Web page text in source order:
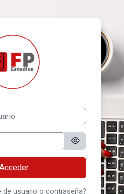
Entrar a
Acceder
de usuario o contraseña?